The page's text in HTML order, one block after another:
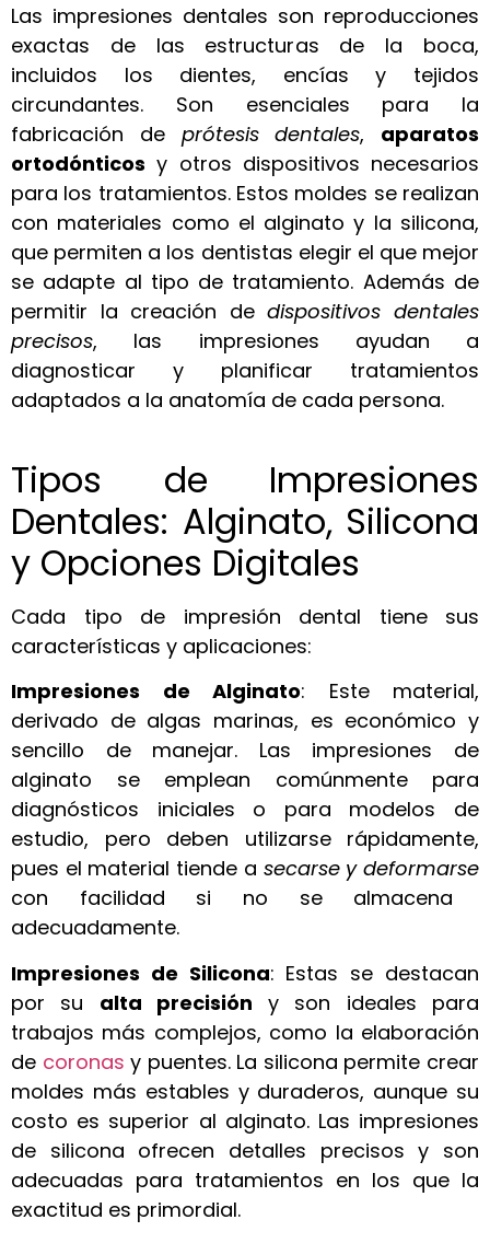
Las impresiones dentales son reproducciones
exactas de las estructuras de la boca,
incluidos los dientes, encías y tejidos
circundantes. Son esenciales para la
fabricación de prótesis dentales, aparatos
ortodónticos y otros dispositivos necesarios
para los tratamientos. Estos moldes se realizan
con materiales como el alginato y la silicona,
que permiten a los dentistas elegir el que mejor
se adapte al tipo de tratamiento. Además de
permitir la creación dedispositivos dentales
precisos, las impresiones ayudan a
diagnosticar y planificar tratamientos
adaptados a la anatomía de cada persona.
Tipos de Impresiones
Dentales: Alginato, Silicona
y Opciones Digitales
Cada tipo de impresión dental tiene sus
características y aplicaciones:
Impresiones de Alginato: Este material,
derivado de algas marinas, es económico y
sencillo de manejar. Las impresiones de
alginato se emplean comúnmente para
diagnósticos iniciales o para modelos de
estudio, pero deben utilizarse rápidamente,
pues el material tiende a secarse y deformarse
con facilidad si no se almacena
adecuadamente.
Impresiones de Silicona: Estas se destacan
por su alta precisión y son ideales para
trabajos más complejos, como la elaboración
de coronas y puentes. La silicona permite crear
moldes más estables y duraderos, aunque su
costo es superior al alginato. Las impresiones
de silicona ofrecen detalles precisos y son
adecuadas para tratamientos en los que la
exactitud es primordial.